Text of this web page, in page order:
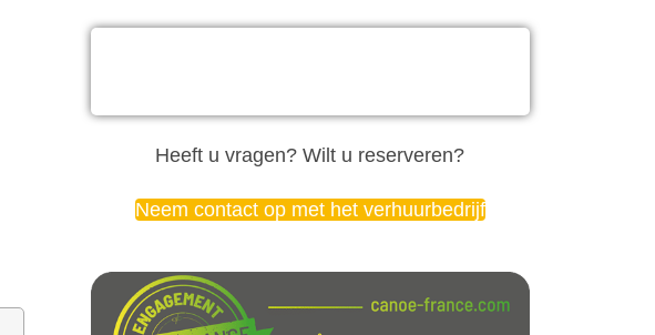
Heeft u vragen? Wilt u reserveren?
Neem contact op met het verhuurbedrijf